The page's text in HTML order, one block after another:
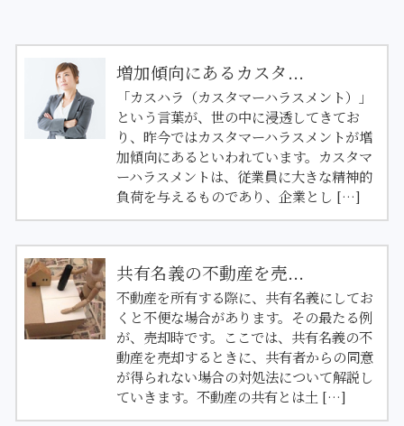
増加傾向にあるカスタ...
「カスハラ（カスタマーハラスメント）」
という言葉が、世の中に浸透してきてお
り、昨今ではカスタマーハラスメントが増
加傾向にあるといわれています。カスタマ
ーハラスメントは、従業員に大きな精神的
負荷を与えるものであり、企業とし […]
共有名義の不動産を売...
不動産を所有する際に、共有名義にしてお
くと不便な場合があります。その最たる例
が、売却時です。ここでは、共有名義の不
動産を売却するときに、共有者からの同意
が得られない場合の対処法について解説し
ていきます。不動産の共有とは土 […]